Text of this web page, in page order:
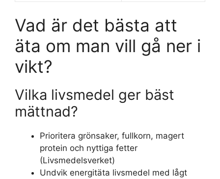
Vad är det bästa att
äta om man vill gå ner i
vikt?
Vilka livsmedel ger bäst
mättnad?
Prioritera grönsaker, fullkorn, magert
protein och nyttiga fetter
(Livsmedelsverket)
Undvik energitäta livsmedel med lågt